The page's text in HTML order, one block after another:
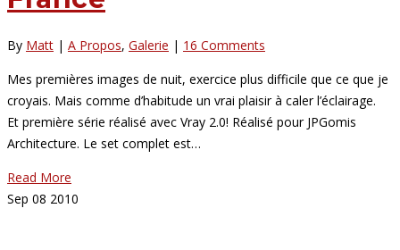
By Matt | A Propos, Galerie | 16 Comments
Mes premières images de nuit, exercice plus difficile que ce que je
croyais. Mais comme d’habitude un vrai plaisir à caler l’éclairage.
Et première série réalisé avec Vray 2.0! Réalisé pour JPGomis
Architecture. Le set complet est…
Read More
Sep 08 2010